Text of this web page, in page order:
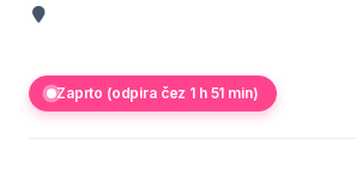
Zaprto (odpira čez 1 h 51 min)